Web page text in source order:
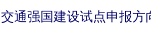
强国建设试点申报方